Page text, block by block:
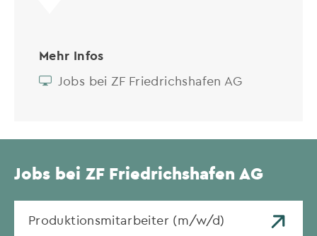
Mehr Infos
Jobs bei ZF Friedrichshafen AG
Jobs bei ZF Friedrichshafen AG
Produktionsmitarbeiter (m/w/d)